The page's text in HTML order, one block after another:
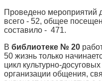
Проведено мероприятий
всего - 52, общее
составило - 471.
В библиотеке № 20
50 жизнь только
цикл культурно-
организации общения,